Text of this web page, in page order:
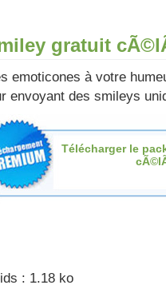
gratuit
emoticones à votre
envoyant des smileys
Télécharger le
: 1.18 ko